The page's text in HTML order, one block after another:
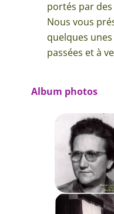
portés par des
Nous vous
quelques
passées et à
Album photos